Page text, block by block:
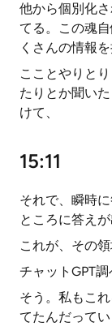
他から個別化
てる。この魂
くさんの情報
こことやりと
たりとか聞い
けて、
15:11
それで、瞬時
ところに答え
これが、その
チャットGPT調
そう。私もこ
てたんだってい